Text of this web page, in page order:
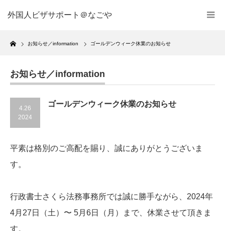
外国人ビザサポート＠なごや
Home
お知らせ／information ゴールデンウィーク休業のお知らせ
お知らせ／information
4.26
2024
ゴールデンウィーク休業のお知らせ
平素は格別のご高配を賜り、誠にありがとうございま
す。
行政書士さくら法務事務所では誠に勝手ながら、2024年
4月27日（土）〜 5月6日（月）まで、休業させて頂きま
す。